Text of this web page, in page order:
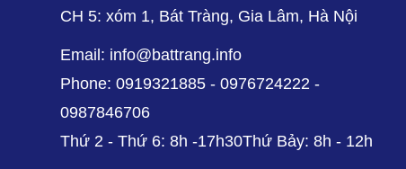
CH 5: xóm 1, Bát Tràng, Gia Lâm, Hà Nội
Email: info@battrang.info
Phone: 0919321885 - 0976724222 -
0987846706
Thứ 2 - Thứ 6: 8h -17h30Thứ Bảy: 8h - 12h